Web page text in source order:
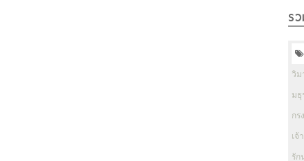
ร
วิม
มธุ
กร
เจ้
รัก